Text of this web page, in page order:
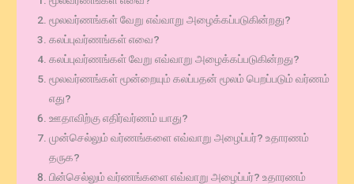
மூலவர்ணங்கள் வேறு எவ்வாறு அழைக்கப்படுகின்றது?
கலப்புவர்ணங்கள் எவை?
கலப்புவர்ணங்கள் வேறு எவ்வாறு அழைக்கப்படுகின்றது?
மூலவர்ணங்கள் மூன்றையும் கலப்பதன் மூலம் பெறப்படும் வர்ணம்
எது?
ஊதாவிற்கு எதிர்வர்ணம் யாது?
முன்செல்லும் வர்ணங்களை எவ்வாறு அழைப்பர்? உதாரணம்
தருக?
பின்செல்லும் வர்ணங்களை எவ்வாறு அழைப்பர்? உதாரணம்